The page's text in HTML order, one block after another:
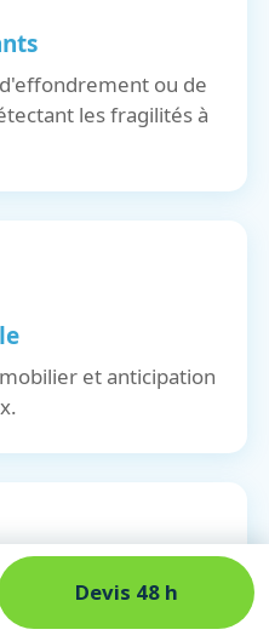
ou de
les fragilités à
et anticipation
Devis 48 h